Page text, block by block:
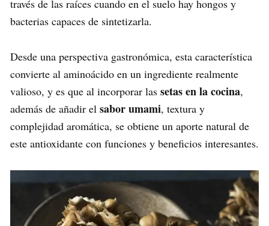
través de las raíces cuando en el suelo hay hongos y
bacterias capaces de sintetizarla.
Desde una perspectiva gastronómica, esta característica
convierte al aminoácido en un ingrediente realmente
valioso, y es que al incorporar las setas en la cocina,
además de añadir el sabor umami, textura y
complejidad aromática, se obtiene un aporte natural de
este antioxidante con funciones y beneficios interesantes.